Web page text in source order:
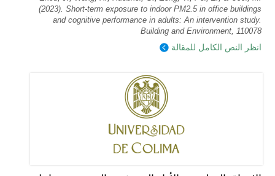
(2023). Short-term exposure to indoor PM2.5 in office buildings
and cognitive performance in adults: An intervention study.
Building and Environment, 110078
انظر النص الكامل للمقالة